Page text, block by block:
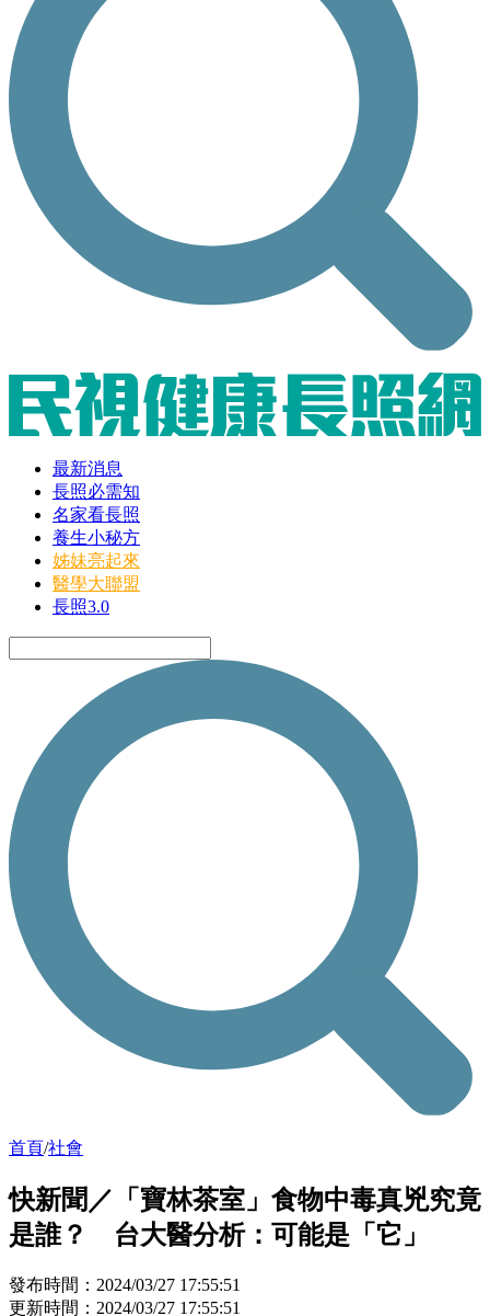
最新消息
長照必需知
名家看長照
養生小秘方
姊妹亮起來
醫學大聯盟
長照3.0
首頁/社會
快新聞／「寶林茶室」食物中毒真兇究竟
是誰？ 台大醫分析：可能是「它」
發布時間：2024/03/27 17:55:51
更新時間：2024/03/27 17:55:51